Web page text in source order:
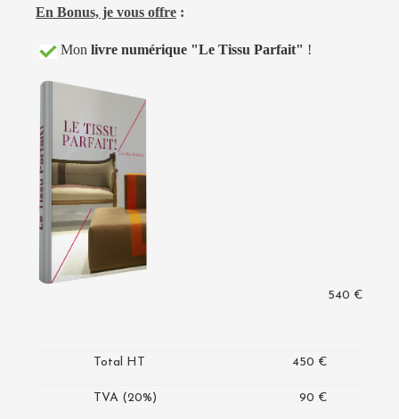
En Bonus, je vous offre :
Mon livre numérique "Le Tissu Parfait" !
540 €
Total HT 450 €
TVA (20%) 90 €